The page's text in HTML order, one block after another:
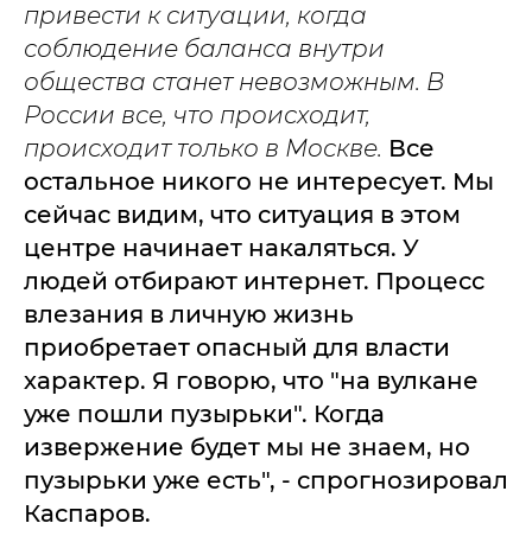
привести к ситуации, когда
соблюдение баланса внутри
общества станет невозможным. В
России все, что происходит,
происходит только в Москве. Все
остальное никого не интересует. Мы
сейчас видим, что ситуация в этом
центре начинает накаляться. У
людей отбирают интернет. Процесс
влезания в личную жизнь
приобретает опасный для власти
характер. Я говорю, что "на вулкане
уже пошли пузырьки". Когда
извержение будет мы не знаем, но
пузырьки уже есть", - спрогнозировал
Каспаров.